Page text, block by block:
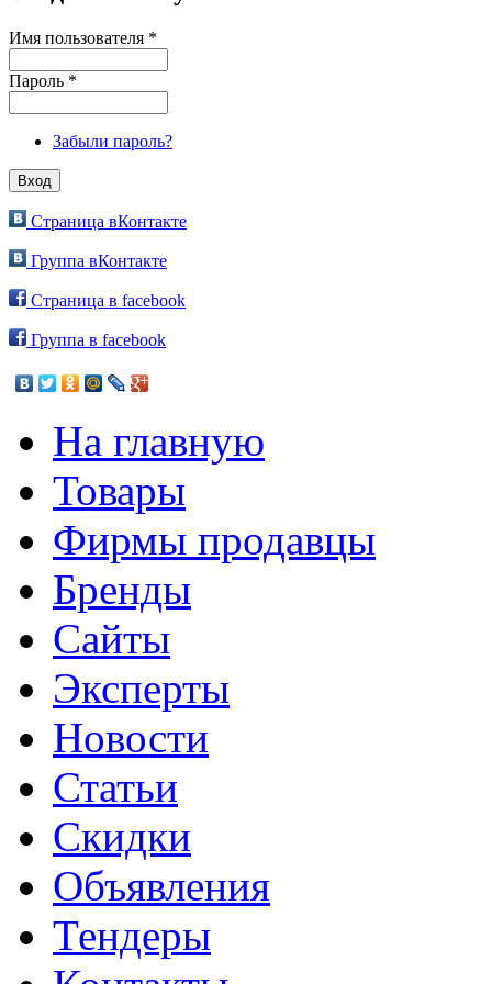
Имя пользователя *
Пароль *
Забыли пароль?
Страница вКонтакте
Группа вКонтакте
Страница в facebook
Группа в facebook
На главную
Товары
Фирмы продавцы
Бренды
Сайты
Эксперты
Новости
Статьи
Скидки
Объявления
Тендеры